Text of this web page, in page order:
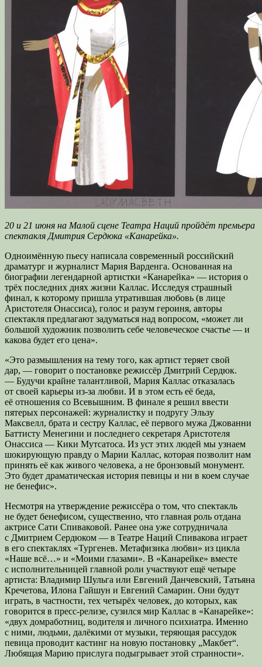
20 и 21 июня на Малой сцене Театра Наций пройдёт премьера
спектакля Дмитрия Сердюка «Канарейка».
Одноимённую пьесу написала современный российский
драматург и журналист Мария Варденга. Основанная на
биографии легендарной артистки «Канарейка» — история о
трёх последних днях жизни Каллас. Исследуя страшный
финал, к которому пришла утратившая любовь (в лице
Аристотеля Онассиса), голос и разум героиня, авторы
спектакля предлагают задуматься над вопросом, «может ли
большой художник позволить себе человеческое счастье — и
какова будет его цена».
«Это размышления на тему того, как артист теряет свой
дар, — говорит о постановке режиссёр Дмитрий Сердюк.
— Будучи крайне талантливой, Мария Каллас отказалась
от своей карьеры из-за любви. И в этом есть её беда,
её отношения со Всевышним. В финале я решил ввести
пятерых персонажей: журналистку и подругу Эльзу
Максвелл, брата и сестру Каллас, её первого мужа Джованни
Баттисту Менегини и последнего секретаря Аристотеля
Онассиса — Кики Мутсатоса. Из уст этих людей мы узнаем
шокирующую правду о Марии Каллас, которая позволит нам
принять её как живого человека, а не бронзовый монумент.
Это будет драматическая история певицы и ни в коем случае
не бенефис».
Несмотря на утверждение режиссёра о том, что спектакль
не будет бенефисом, существенно, что главная роль отдана
актрисе Сати Спиваковой. Ранее она уже сотрудничала
с Дмитрием Сердюком — в Театре Наций Спивакова играет
в его спектаклях «Тургенев. Метафизика любви» из цикла
«Наше всё…» и «Моими глазами». В «Канарейке» вместе
с исполнительницей главной роли участвуют ещё четыре
артиста: Владимир Шульга или Евгений Данчевский, Татьяна
Кречетова, Илона Гайшун и Евгений Самарин. Они будут
играть, в частности, тех четырёх человек, до которых, как
говорится в пресс-релизе, сузился мир Каллас в «Канарейке»:
«двух домработниц, водителя и личного психиатра. Именно
с ними, людьми, далёкими от музыки, теряющая рассудок
певица проводит кастинг на новую постановку „Макбет“.
Любящая Марию прислуга подыгрывает этой странности».